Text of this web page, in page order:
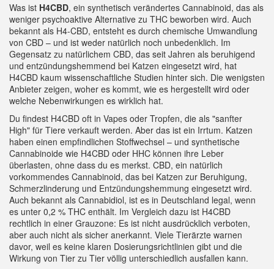
Was ist H4CBD, ein synthetisch verändertes Cannabinoid, das als
weniger psychoaktive Alternative zu THC beworben wird. Auch
bekannt als H4-CBD, entsteht es durch chemische Umwandlung
von CBD – und ist weder natürlich noch unbedenklich. Im
Gegensatz zu natürlichem CBD, das seit Jahren als beruhigend
und entzündungshemmend bei Katzen eingesetzt wird, hat
H4CBD kaum wissenschaftliche Studien hinter sich. Die wenigsten
Anbieter zeigen, woher es kommt, wie es hergestellt wird oder
welche Nebenwirkungen es wirklich hat.
Du findest H4CBD oft in Vapes oder Tropfen, die als "sanfter
High" für Tiere verkauft werden. Aber das ist ein Irrtum. Katzen
haben einen empfindlichen Stoffwechsel – und synthetische
Cannabinoide wie H4CBD oder HHC können ihre Leber
überlasten, ohne dass du es merkst. CBD, ein natürlich
vorkommendes Cannabinoid, das bei Katzen zur Beruhigung,
Schmerzlinderung und Entzündungshemmung eingesetzt wird.
Auch bekannt als Cannabidiol, ist es in Deutschland legal, wenn
es unter 0,2 % THC enthält. Im Vergleich dazu ist H4CBD
rechtlich in einer Grauzone: Es ist nicht ausdrücklich verboten,
aber auch nicht als sicher anerkannt. Viele Tierärzte warnen
davor, weil es keine klaren Dosierungsrichtlinien gibt und die
Wirkung von Tier zu Tier völlig unterschiedlich ausfallen kann.